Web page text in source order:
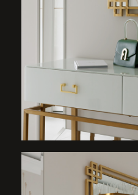
ПЛАНИРОВКА